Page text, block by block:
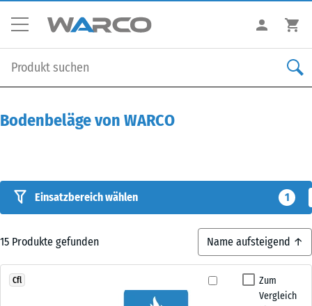
Bodenbeläge von WARCO
Einsatzbereich wählen 1
15 Produkte gefunden
Zum
Vergleich
Cfl